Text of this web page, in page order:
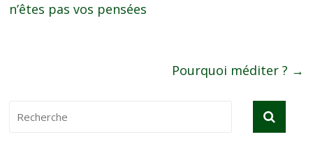
n’êtes pas vos pensées
Pourquoi méditer ? →